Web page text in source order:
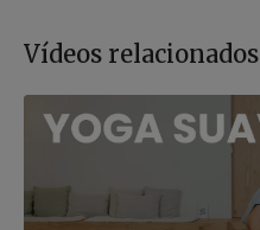
Vídeos relacionados